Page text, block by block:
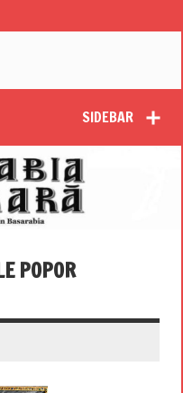
SIDEBAR
POPOR